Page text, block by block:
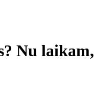
Nu laikam,